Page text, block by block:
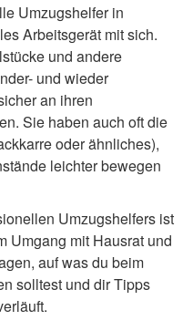
Umzugshelfer in
Arbeitsgerät mit sich.
und andere
und wieder
an ihren
Sie haben auch oft die
oder ähnliches),
leichter bewegen
Umzugshelfers ist
Umgang mit Hausrat und
auf was du beim
solltest und dir Tipps